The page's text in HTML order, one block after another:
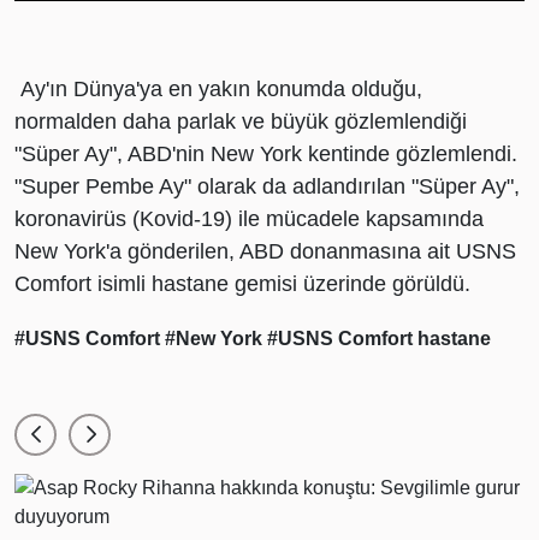
Ay'ın Dünya'ya en yakın konumda olduğu,
normalden daha parlak ve büyük gözlemlendiği
"Süper Ay", ABD'nin New York kentinde gözlemlendi.
"Super Pembe Ay" olarak da adlandırılan "Süper Ay",
koronavirüs (Kovid-19) ile mücadele kapsamında
New York'a gönderilen, ABD donanmasına ait USNS
Comfort isimli hastane gemisi üzerinde görüldü.
#USNS Comfort #New York #USNS Comfort hastane